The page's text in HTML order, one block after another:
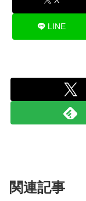
LINE
関連記事